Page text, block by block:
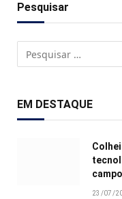
Pesquisar
EM DESTAQUE
23/07/